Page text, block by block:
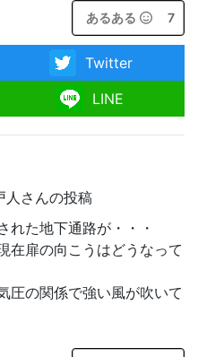
あるある 7
Twitter
LINE
さんの投稿
れた地下通路が・・・
在扉の向こうはどうなって
圧の関係で強い風が吹いて